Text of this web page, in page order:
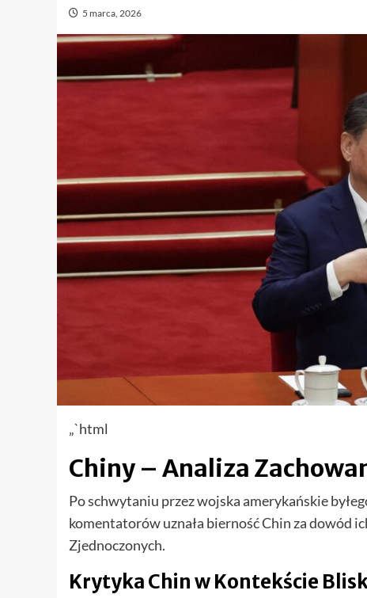
5 marca, 2026
„`html
Chiny – Analiza
Po schwytaniu przez wojska amerykańskie
komentatorów uznała bierność Chin za dowód
Zjednoczonych.
Krytyka Chin w Kontekście